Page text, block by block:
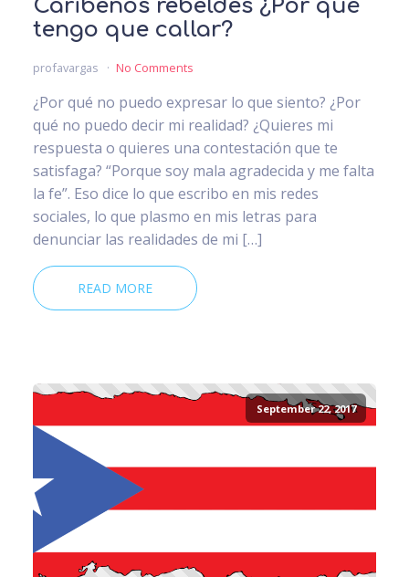
Caribeños rebeldes ¿Por qué
tengo que callar?
profavargas No Comments
¿Por qué no puedo expresar lo que siento? ¿Por
qué no puedo decir mi realidad? ¿Quieres mi
respuesta o quieres una contestación que te
satisfaga? “Porque soy mala agradecida y me falta
la fe”. Eso dice lo que escribo en mis redes
sociales, lo que plasmo en mis letras para
denunciar las realidades de mi […]
READ MORE
September 22, 2017